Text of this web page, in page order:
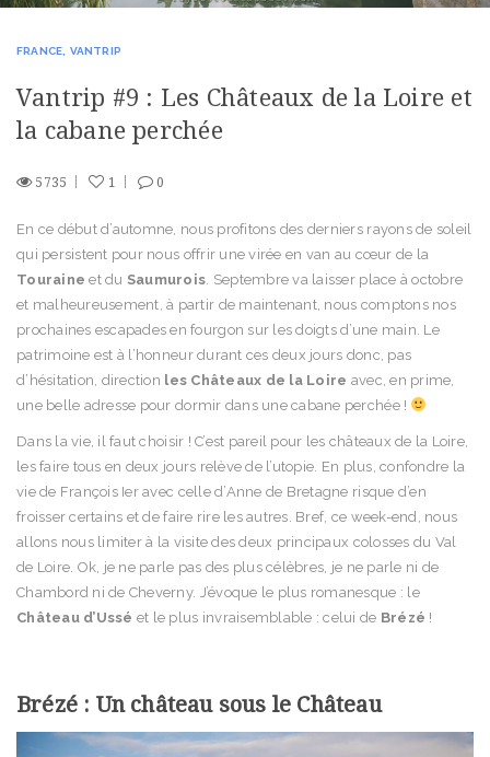
FRANCE VANTRIP
Vantrip #9 : Les Châteaux de la Loire et
la cabane perchée
5735 1 0
En ce début d’automne, nous profitons des derniers rayons de soleil
qui persistent pour nous offrir une virée en van au cœur de la
Touraine et du Saumurois . Septembre va laisser place à octobre
et malheureusement, à partir de maintenant, nous comptons nos
prochaines escapades en fourgon sur les doigts d’une main. Le
patrimoine est à l’honneur durant ces deux jours donc, pas
d’hésitation, direction les Châteaux de la Loire avec, en prime,
une belle adresse pour dormir dans une cabane perchée !
Dans la vie, il faut choisir ! C’est pareil pour les châteaux de la Loire,
les faire tous en deux jours relève de l’utopie. En plus, confondre la
vie de François Ier avec celle d’Anne de Bretagne risque d’en
froisser certains et de faire rire les autres. Bref, ce week-end, nous
allons nous limiter à la visite des deux principaux colosses du Val
de Loire. Ok, je ne parle pas des plus célèbres, je ne parle ni de
Chambord ni de Cheverny. J’évoque le plus romanesque : le
Château d’Ussé et le plus invraisemblable : celui de Brézé !
Brézé : Un château sous le Château